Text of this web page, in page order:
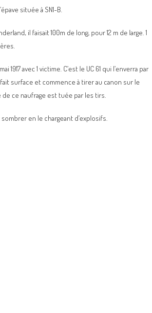
située à SN1-B.
il faisait 100m de long, pour 12 m de large. 1
1917 avec 1 victime. C’est le UC 61 qui l’enverra par
surface et commence à tirer au canon sur le
de ce naufrage est tuée par les tirs.
en le chargeant d’explosifs.